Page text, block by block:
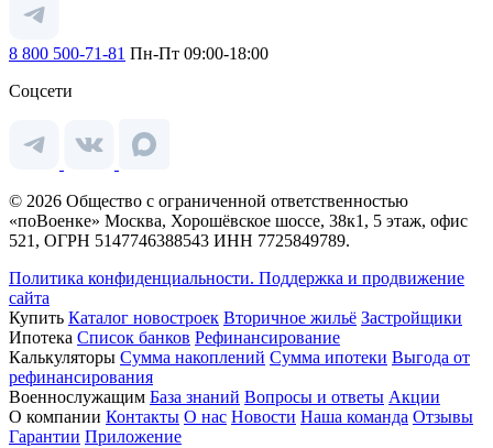
8 800 500-71-81 Пн-Пт 09:00-18:00
Соцсети
© 2026 Общество с ограниченной ответственностью
«поВоенке» Москва, Хорошёвское шоссе, 38к1, 5 этаж, офис
521, ОГРН 5147746388543 ИНН 7725849789.
Политика конфиденциальности. Поддержка и продвижение
сайта
Купить Каталог новостроек Вторичное жильё Застройщики
Ипотека Список банков Рефинансирование
Калькуляторы Сумма накоплений Сумма ипотеки Выгода от
рефинансирования
Военнослужащим База знаний Вопросы и ответы Акции
О компании Контакты О нас Новости Наша команда Отзывы
Гарантии Приложение